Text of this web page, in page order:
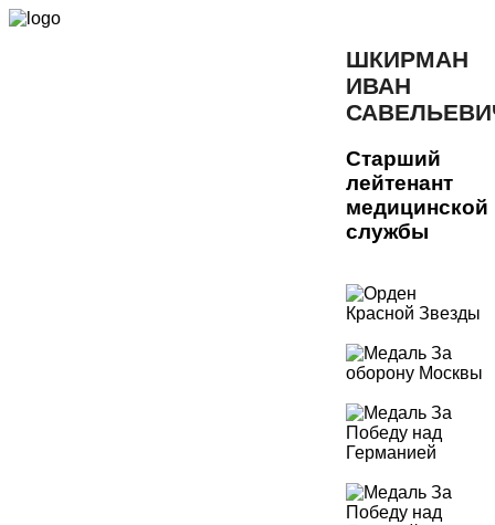
ШКИРМАН
ИВАН
Старший
лейтенант
медицинской
службы